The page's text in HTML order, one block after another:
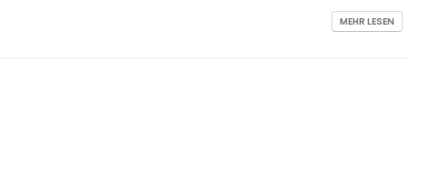
MEHR LESEN